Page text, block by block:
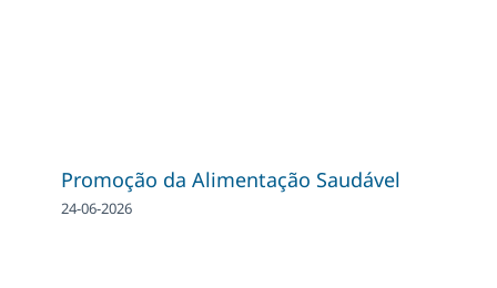
Promoção da Alimentação Saudável
24-06-2026